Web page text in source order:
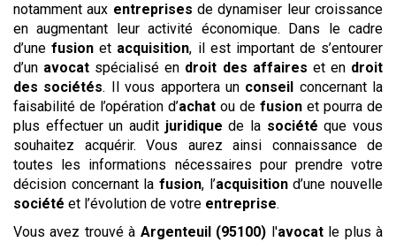
notamment aux entreprises de dynamiser leur croissance
en augmentant leur activité économique. Dans le cadre
d’unefusion et acquisition, il est important de s’entourer
d’un avocat spécialisé en droit des affaires et en droit
des sociétés. Il vous apportera un conseil concernant la
faisabilité de l’opération d’achat ou de fusion et pourra de
plus effectuer un audit juridique de la société que vous
souhaitez acquérir. Vous aurez ainsi connaissance de
toutes les informations nécessaires pour prendre votre
décision concernant la fusion, l’acquisitiond’une nouvelle
société et l’évolution de votre entreprise.
Vous avez trouvé à Argenteuil (95100) l'avocatle plus à